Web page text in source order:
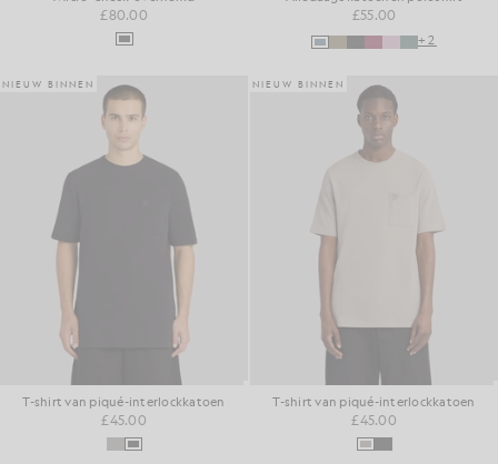
£80.00 £55.00
+2
NIEUW BINNEN
T-shirt van piqué-interlockkatoen
£45.00
NIEUW BINNEN
T-shirt van piqué-interlockkatoen
£45.00